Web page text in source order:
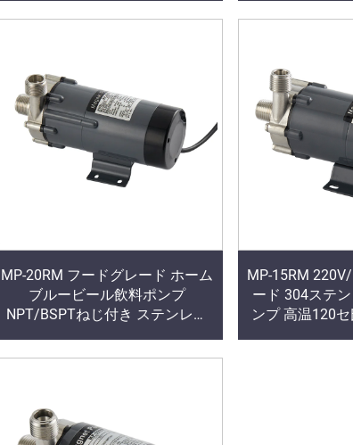
ウジング
MP-20RM フードグレード ホーム
ブルービール飲料ポンプ
NPT/BSPTねじ付き ステンレス
MP-15RM
ード 304ステ
ンプ 高温120